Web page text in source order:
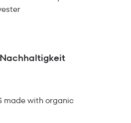
made with organic